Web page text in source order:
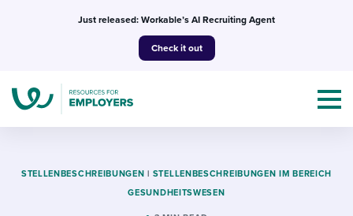
Just released: Workable’s AI Recruiting Agent
Check it out
STELLENBESCHREIBUNGEN | STELLENBESCHREIBUNGEN IM BEREICH
GESUNDHEITSWESEN